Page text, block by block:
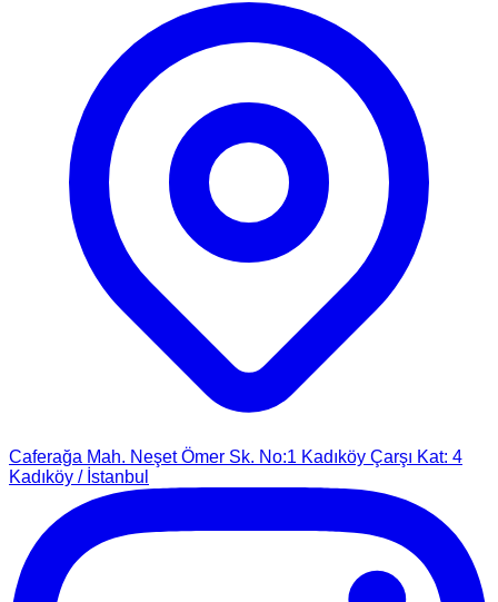
Caferağa Mah. Neşet Ömer Sk. No:1 Kadıköy Çarşı Kat: 4
Kadıköy / İstanbul